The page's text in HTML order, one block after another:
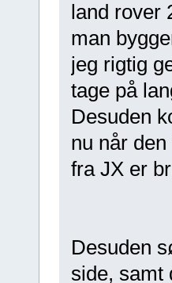
land rover
man
jeg rigtig
tage på
Desuden
nu når
fra JX er
Desuden
side, samt